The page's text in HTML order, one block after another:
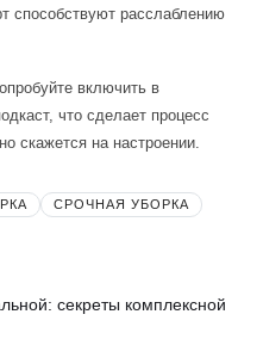
способствуют расслаблению
включить в
что сделает процесс
скажется на настроении.
СРОЧНАЯ УБОРКА
секреты комплексной